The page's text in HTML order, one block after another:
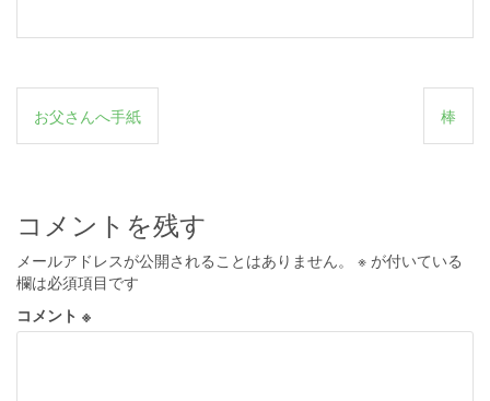
投
稿
ビ
ゲ
ー
シ
お父さんへ手紙 棒
コメントを残す
メールアドレスが公開されることはありません。 ※ が付いている
欄は必須項目です
コメント ※